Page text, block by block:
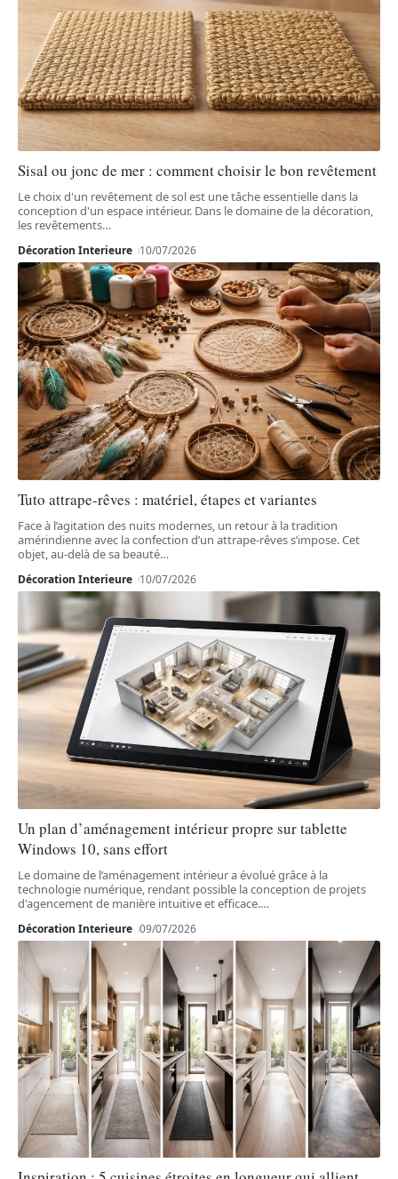
Sisal ou jonc de mer : comment choisir le bon revêtement
Le choix d'un revêtement de sol est une tâche essentielle dans la
conception d'un espace intérieur. Dans le domaine de la décoration,
les revêtements…
Décoration Interieure 10/07/2026
Tuto attrape-rêves : matériel, étapes et variantes
Face à l’agitation des nuits modernes, un retour à la tradition
amérindienne avec la confection d’un attrape-rêves s’impose. Cet
objet, au-delà de sa beauté…
Décoration Interieure 10/07/2026
Un plan d’aménagement intérieur propre sur tablette
Windows 10, sans effort
Le domaine de l’aménagement intérieur a évolué grâce à la
technologie numérique, rendant possible la conception de projets
d'agencement de manière intuitive et efficace.…
Décoration Interieure 09/07/2026